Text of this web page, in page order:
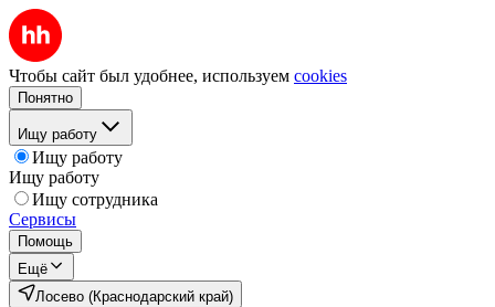
Чтобы сайт был удобнее, используем cookies
Понятно
Ищу работу
Ищу работу
Ищу работу
Ищу сотрудника
Сервисы
Помощь
Ещё
Лосево (Краснодарский край)